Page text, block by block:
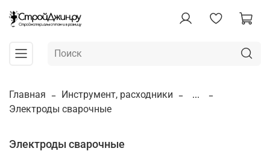
Главная Инструмент, расходники
...
Электроды сварочные
Электроды сварочные